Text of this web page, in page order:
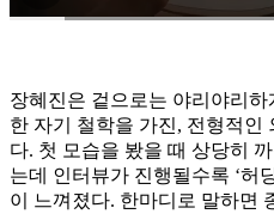
장혜진은 겉으로는 야리야리
한 자기 철학을 가진, 전형적인
다. 첫 모습을 봤을 때 상당히
는데 인터뷰가 진행될수록 ‘허
이 느껴졌다. 한마디로 말하면